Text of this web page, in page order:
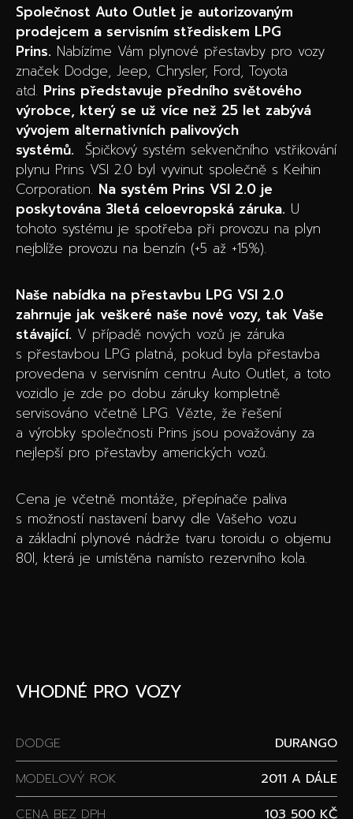
Společnost Auto Outlet je autorizovaným
prodejcem a servisním střediskem LPG
Prins. Nabízíme Vám plynové přestavby pro vozy
značek Dodge, Jeep, Chrysler, Ford, Toyota
atd. Prins představuje předního světového
výrobce, který se už více než 25 let zabývá
vývojem alternativních palivových
systémů. Špičkový systém sekvenčního vstřikování
plynu Prins VSI 2.0 byl vyvinut společně s Keihin
Corporation. Na systém Prins VSI 2.0 je
poskytována 3letá celoevropská záruka. U
tohoto systému je spotřeba při provozu na plyn
nejblíže provozu na benzín (+5 až +15%).
Naše nabídka na přestavbu LPG VSI 2.0
zahrnuje jak veškeré naše nové vozy, tak Vaše
stávající. V případě nových vozů je záruka
s přestavbou LPG platná, pokud byla přestavba
provedena v servisním centru Auto Outlet, a toto
vozidlo je zde po dobu záruky kompletně
servisováno včetně LPG. Vězte, že řešení
a výrobky společnosti Prins jsou považovány za
nejlepší pro přestavby amerických vozů.
Cena je včetně montáže, přepínače paliva
s možností nastavení barvy dle Vašeho vozu
a základní plynové nádrže tvaru toroidu o objemu
80l, která je umístěna namísto rezervního kola.
VHODNÉ PRO VOZY
DODGE
DURANGO
MODELOVÝ ROK
2011 A DÁLE
CENA BEZ DPH
103 500 KČ